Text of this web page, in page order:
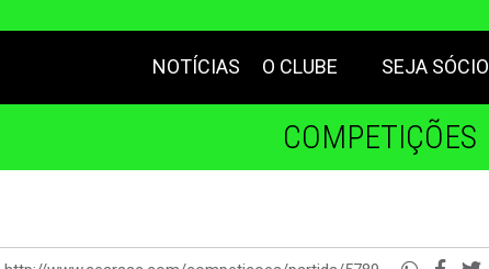
NOTÍCIAS O CLUBE SEJA SÓCIO
COMPETIÇÕES